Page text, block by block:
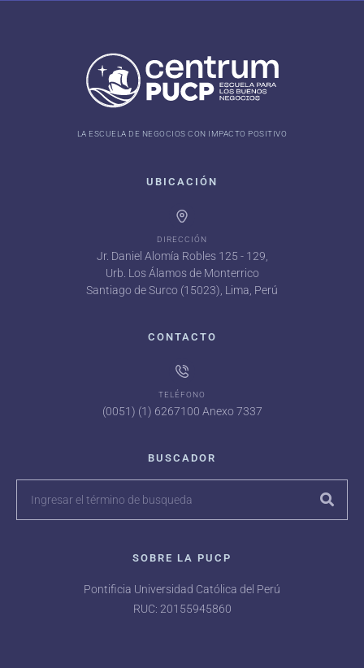
LA ESCUELA DE NEGOCIOS CON IMPACTO POSITIVO
UBICACIÓN
DIRECCIÓN
Jr. Daniel Alomía Robles 125 - 129,
Urb. Los Álamos de Monterrico
Santiago de Surco (15023), Lima, Perú
CONTACTO
TELÉFONO
(0051) (1) 6267100 Anexo 7337
BUSCADOR
SOBRE LA PUCP
Pontificia Universidad Católica del Perú
RUC: 20155945860